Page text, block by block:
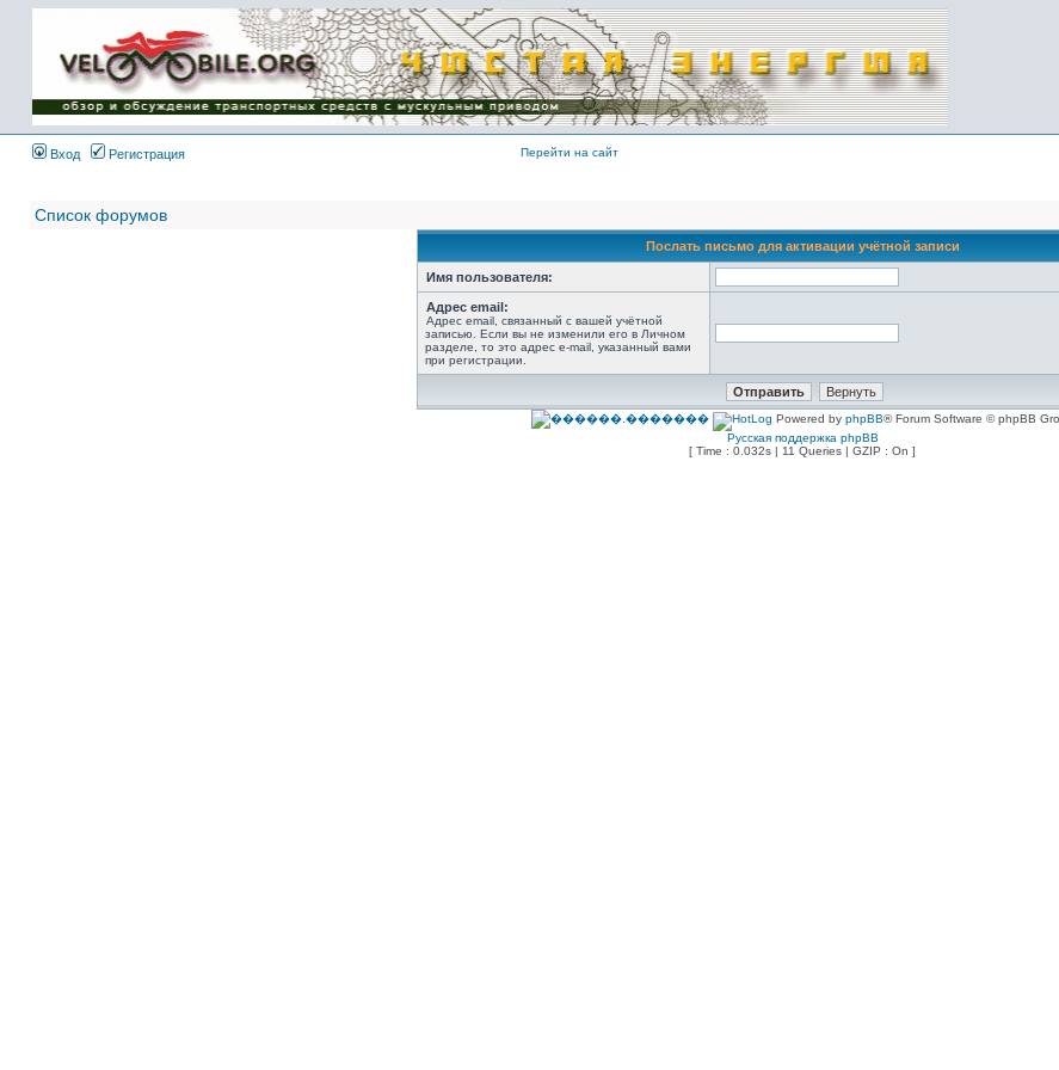
Имя пользователя:
Пароль:
{ LOG_ME_IN_SHORT
}
Вход Регистрация Перейти на сайт
Список форумов
Послать письмо для активации учётной записи
Имя пользователя:
Адрес email:
Адрес email, связанный с вашей учётной
записью. Если вы не изменили его в Личном
разделе, то это адрес e-mail, указанный вами
при регистрации.
Powered by phpBB® Forum Software © phpBB
Русская поддержка phpBB
[ Time : 0.032s | 11 Queries | GZIP : On ]